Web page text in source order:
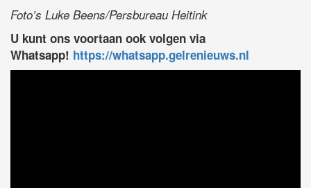
Foto’s Luke Beens/Persbureau Heitink
U kunt ons voortaan ook volgen via
Whatsapp! https://whatsapp.gelrenieuws.nl